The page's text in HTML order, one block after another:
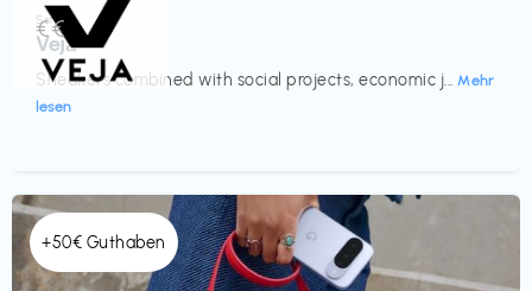
Schuhe
Veja
Sneakers combined with social projects, economic j... Mehr
lesen
€€‎
+50€ Guthaben